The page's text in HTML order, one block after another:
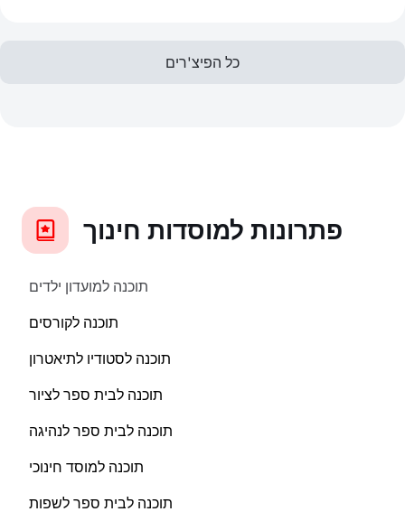
כל הפיצ'רים
פתרונות למוסדות חינוך
תוכנה למועדון ילדים
תוכנה לקורסים
תוכנה לסטודיו לתיאטרון
תוכנה לבית ספר לציור
תוכנה לבית ספר לנהיגה
תוכנה למוסד חינוכי
תוכנה לבית ספר לשפות